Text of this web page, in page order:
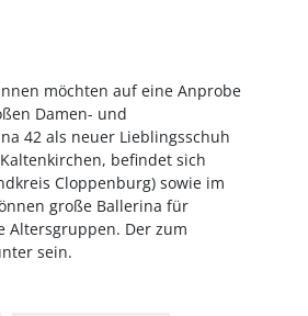
möchten auf eine Anprobe
Damen- und
42 als neuer Lieblingsschuh
befindet sich
Cloppenburg) sowie im
große Ballerina für
Altersgruppen. Der zum
sein.